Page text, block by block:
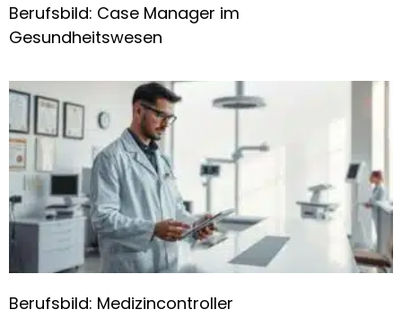
Berufsbild: Case Manager im
Gesundheitswesen
Berufsbild: Medizincontroller